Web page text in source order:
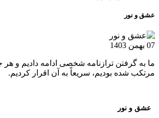
عشق و نور
07 بهمن 1403
ما به گرفتن ترازنامه شخصی ادامه دادیم و
مرتکب شده بودیم، سریعاً به آن اقرار کردیم.
عشق و نور